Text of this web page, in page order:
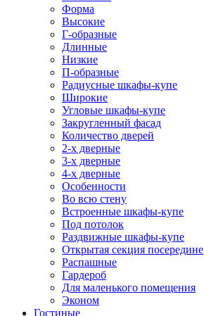
Форма
Высокие
Г-образные
Длинные
Низкие
П-образные
Радиусные шкафы-купе
Широкие
Угловые шкафы-купе
Закругленный фасад
Количество дверей
2-х дверные
3-х дверные
4-х дверные
Особенности
Во всю стену
Встроенные шкафы-купе
Под потолок
Раздвижные шкафы-купе
Открытая секция посередине
Распашные
Гардероб
Для маленького помещения
Эконом
Гостиные